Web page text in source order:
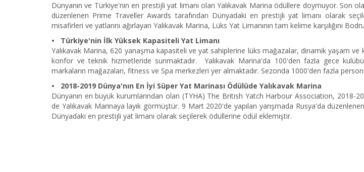
Dünyanın ve Türkiye'nin en prestijli yat limanı olan Yalıkavak Marina ödüllere doymuyor. Son
düzenlenen Prime Traveller Awards tarafından Dünyadaki en prestijli yat limanı olarak
misafirleri ve yatlarını ağırlayan Yalıkavak Marina, Lüks Yat Limanının tam kelime karşılığını
• Türkiye'nin İlk Yüksek Kapasiteli Yat Limanı
Yalıkavak Marina, 620 yanaşma kapasiteli ve yat sahiplerine lüks mağazalar, dinamik yaşam ve
konfor ve teknik hizmetleride sunmaktadır. Yalıkavak Marina'da 100'den fazla gece
markaların mağazaları, fitness ve Spa merkezleri yer almaktadır. Sezonda 1000'den fazla
• 2018-2019 Dünya'nın En İyi Süper Yat Marinası Ödülüde Yalıkavak Marina
Dünyanın en büyük kurumlarından olan (TYHA) The British Yatch Harbour Association, 2018-
de Yalıkavak Marinaya layık görmüştür. 9 Mart 2020'de yapılan yarışmada Rusya'da
Dünyadaki en prestijli yat limanı olarak seçilerek ödüllerine ödül eklemiştir.